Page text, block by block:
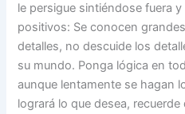
le persigue sintiéndose fuera
positivos: Se conocen
detalles, no descuide los
su mundo. Ponga lógica en
aunque lentamente se hagan
logrará lo que desea,